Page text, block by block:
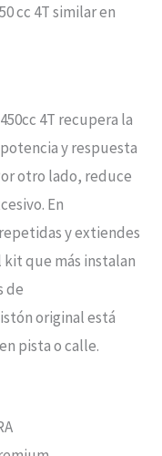
cc 4T similar en
4T recupera la
y respuesta
otro lado, reduce
En
y extiendes
que más instalan
de
original está
pista o calle.